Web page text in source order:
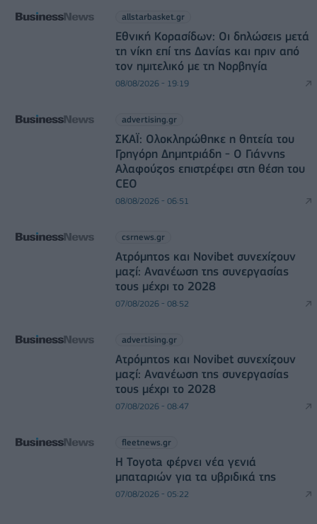
allstarbasket.gr
Εθνική Κορασίδων: Οι δηλώσεις μετά
τη νίκη επί της Δανίας και πριν από
τον ημιτελικό με τη Νορβηγία
08/08/2026 - 19:19
advertising.gr
ΣΚΑΪ: Ολοκληρώθηκε η θητεία του
Γρηγόρη Δημητριάδη - Ο Γιάννης
Αλαφούζος επιστρέφει στη θέση του
CEO
08/08/2026 - 06:51
csrnews.gr
Ατρόμητος και Novibet συνεχίζουν
μαζί: Ανανέωση της συνεργασίας
τους μέχρι το 2028
07/08/2026 - 08:52
advertising.gr
Ατρόμητος και Novibet συνεχίζουν
μαζί: Ανανέωση της συνεργασίας
τους μέχρι το 2028
07/08/2026 - 08:47
fleetnews.gr
Η Toyota φέρνει νέα γενιά
μπαταριών για τα υβριδικά της
07/08/2026 - 05:22